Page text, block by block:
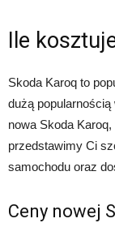
Ile
Skoda Karoq to
dużą
nowa Skoda
przedstawimy Ci
samochodu oraz
Ceny nowej